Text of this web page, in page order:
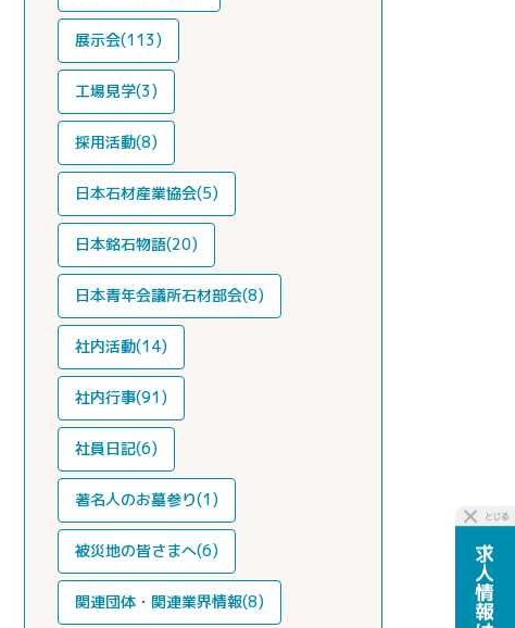
展示会(113)
工場見学(3)
採用活動(8)
日本石材産業協会(5)
日本銘石物語(20)
日本青年会議所石材部会(8)
社内活動(14)
社内行事(91)
社員日記(6)
著名人のお墓参り(1)
被災地の皆さまへ(6)
関連団体・関連業界情報(8)